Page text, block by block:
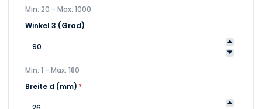
Min: 20 - Max: 1000
Winkel 3 (Grad)
Min: 1 - Max: 180
Breite d (mm) *